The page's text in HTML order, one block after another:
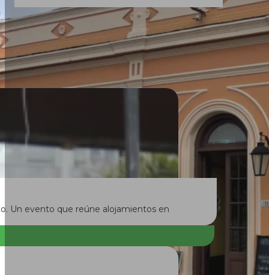
Un evento que reúne alojamientos en